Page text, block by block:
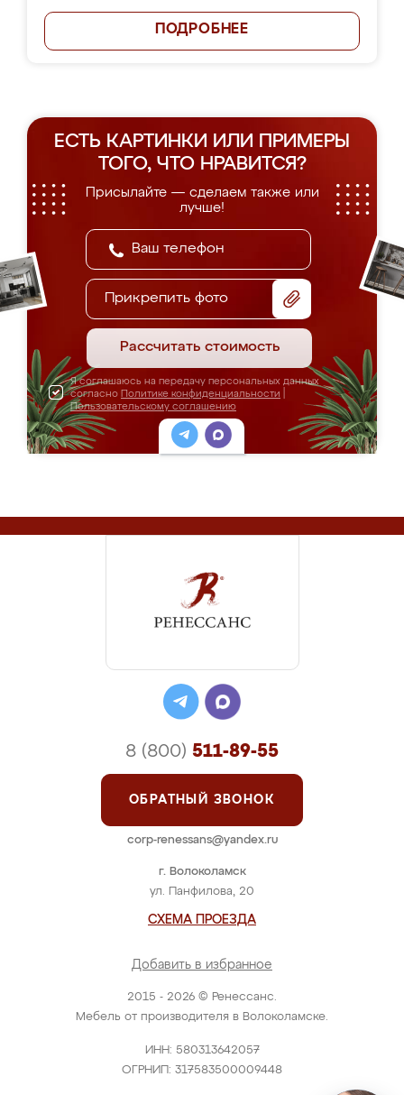
ПОДРОБНЕЕ
ЕСТЬ КАРТИНКИ ИЛИ ПРИМЕРЫ
ТОГО, ЧТО НРАВИТСЯ?
Присылайте — сделаем также или
лучше!
Прикрепить фото
Рассчитать стоимость
Я соглашаюсь на передачу персональных данных
согласно Политике конфиденциальности
Пользовательскому соглашению
2015 - 2026 © Ренессанс.
Мебель от производителя в Волоколамске.
ИНН: 580313642057
ОГРНИП: 317583500009448
г. Волоколамск
ул. Панфилова, 20
СХЕМА ПРОЕЗДА
Добавить в избранное
8 (800) 511-89-55
ОБРАТНЫЙ ЗВОНОК
corp-renessans@yandex.ru